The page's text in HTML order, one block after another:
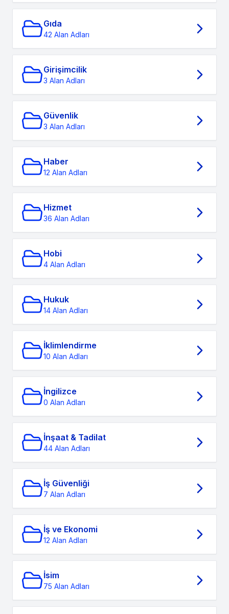
Gıda
42 Alan Adları
Girişimcilik
3 Alan Adları
Güvenlik
3 Alan Adları
Haber
12 Alan Adları
Hizmet
36 Alan Adları
Hobi
4 Alan Adları
Hukuk
14 Alan Adları
İklimlendirme
10 Alan Adları
İngilizce
0 Alan Adları
İnşaat & Tadilat
44 Alan Adları
İş Güvenliği
7 Alan Adları
İş ve Ekonomi
12 Alan Adları
İsim
75 Alan Adları